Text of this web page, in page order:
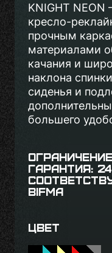
KNIGHT NEON
кресло-
прочным
материалами
качания и
наклона
сиденья и
большего
Гарантия:
BIFMA
Цвет